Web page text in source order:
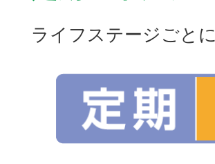
ライフステージごと